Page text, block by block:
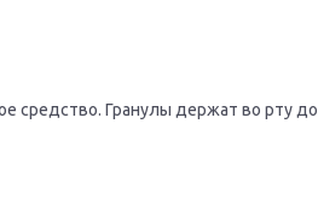
средство. Гранулы держат во рту до